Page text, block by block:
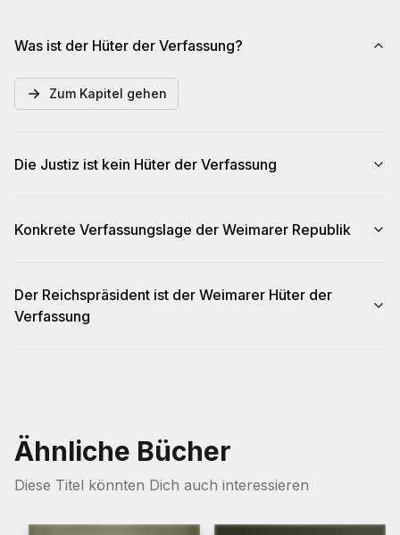
Was ist der Hüter der Verfassung?
Zum Kapitel gehen
Die Justiz ist kein Hüter der Verfassung
Konkrete Verfassungslage der Weimarer Republik
Der Reichspräsident ist der Weimarer Hüter der
Verfassung
Ähnliche Bücher
Diese Titel könnten Dich auch interessieren